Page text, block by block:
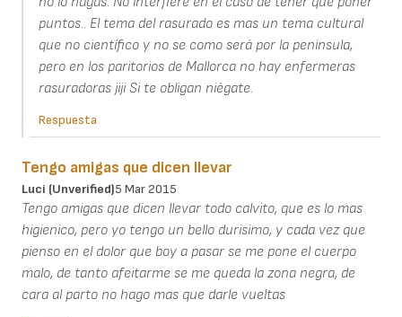
puntos.. El tema del rasurado es mas un tema cultural
que no científico y no se como será por la peninsula,
pero en los paritorios de Mallorca no hay enfermeras
rasuradoras jiji Si te obligan niégate.
Respuesta
Tengo amigas que dicen llevar
Luci (unverified)5 Mar 2015
Tengo amigas que dicen llevar todo calvito, que es lo mas
higienico, pero yo tengo un bello durisimo, y cada vez que
pienso en el dolor que boy a pasar se me pone el cuerpo
malo, de tanto afeitarme se me queda la zona negra, de
cara al parto no hago mas que darle vueltas